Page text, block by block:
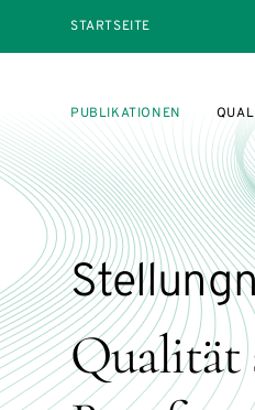
STARTSEITE
PUBLIKATIONEN
Qualität